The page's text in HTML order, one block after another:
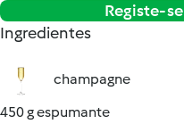
Registe-
Ingredientes
champagne
450 g espumante